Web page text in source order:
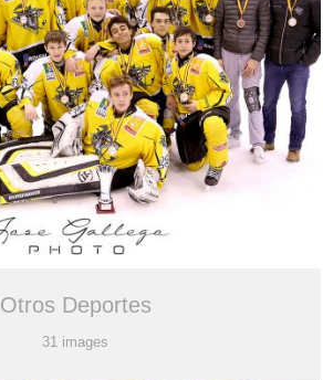
Otros Deportes
31 images